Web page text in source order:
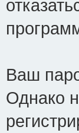
Ваш
Однако